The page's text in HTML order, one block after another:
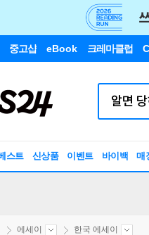
중고샵 eBook 크레마클럽
스트 신상품 이벤트 바이백 매
에세이 한국 에세이